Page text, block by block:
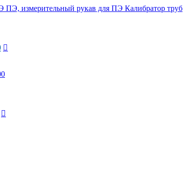
измерительный рукав для ПЭ Калибратор труб